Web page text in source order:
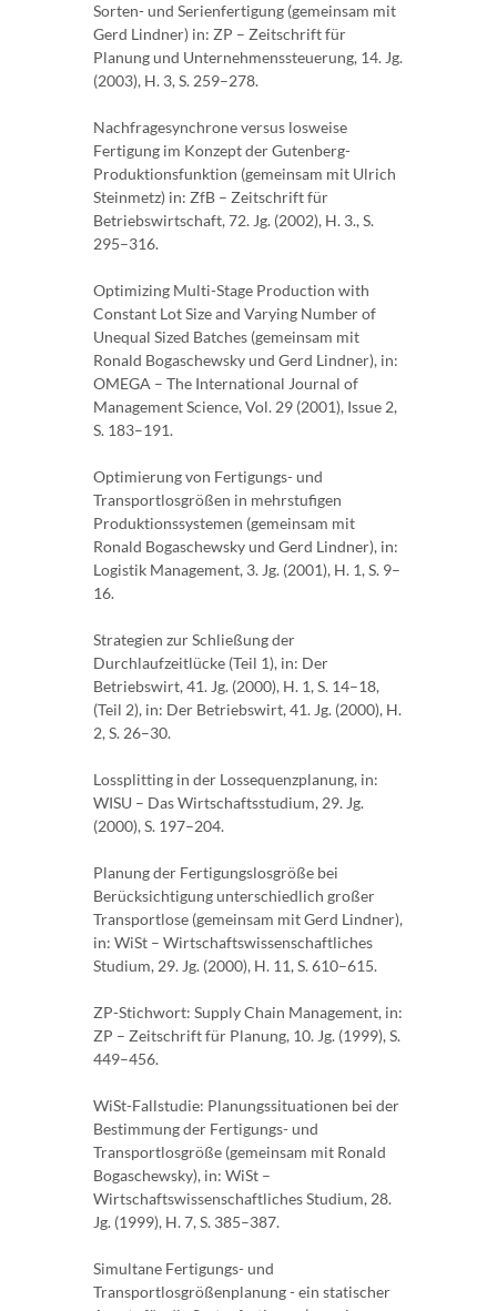
Sorten- und Serienfertigung (gemeinsam mit
Gerd Lindner) in: ZP – Zeitschrift für
Planung und Unternehmenssteuerung, 14. Jg.
(2003), H. 3, S. 259–278.
Nachfragesynchrone versus losweise
Fertigung im Konzept der Gutenberg-
Produktionsfunktion (gemeinsam mit Ulrich
Steinmetz) in: ZfB – Zeitschrift für
Betriebswirtschaft, 72. Jg. (2002), H. 3., S.
295–316.
Optimizing Multi-Stage Production with
Constant Lot Size and Varying Number of
Unequal Sized Batches (gemeinsam mit
Ronald Bogaschewsky und Gerd Lindner), in:
OMEGA – The International Journal of
Management Science, Vol. 29 (2001), Issue 2,
S. 183–191.
Optimierung von Fertigungs- und
Transportlosgrößen in mehrstufigen
Produktionssystemen (gemeinsam mit
Ronald Bogaschewsky und Gerd Lindner), in:
Logistik Management, 3. Jg. (2001), H. 1, S. 9–
16.
Strategien zur Schließung der
Durchlaufzeitlücke (Teil 1), in: Der
Betriebswirt, 41. Jg. (2000), H. 1, S. 14–18,
(Teil 2), in: Der Betriebswirt, 41. Jg. (2000), H.
2, S. 26–30.
Lossplitting in der Lossequenzplanung, in:
WISU – Das Wirtschaftsstudium, 29. Jg.
(2000), S. 197–204.
Planung der Fertigungslosgröße bei
Berücksichtigung unterschiedlich großer
Transportlose (gemeinsam mit Gerd Lindner),
in: WiSt – Wirtschaftswissenschaftliches
Studium, 29. Jg. (2000), H. 11, S. 610–615.
ZP-Stichwort: Supply Chain Management, in:
ZP – Zeitschrift für Planung, 10. Jg. (1999), S.
449–456.
WiSt-Fallstudie: Planungssituationen bei der
Bestimmung der Fertigungs- und
Transportlosgröße (gemeinsam mit Ronald
Bogaschewsky), in: WiSt –
Wirtschaftswissenschaftliches Studium, 28.
Jg. (1999), H. 7, S. 385–387.
Simultane Fertigungs- und
Transportlosgrößenplanung - ein statischer